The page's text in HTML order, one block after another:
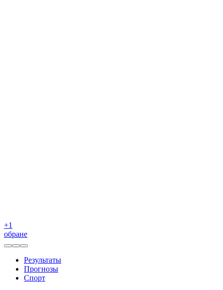
+1
обране
Результаты
Прогнозы
Спорт